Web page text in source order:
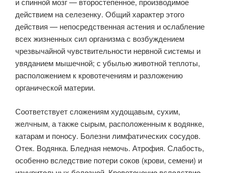
действием на селезенку. Общий характер этого
действия — непосредственная астения и ослабление
всех жизненных сил организма с возбуждением
чрезвычайной чувствительности нервной системы и
увяданием мышечной; с убылью животной теплоты,
расположением к кровотечениям и разложению
органической материи.
Соответствует сложениям худощавым, сухим,
желчным, а также сырым, расположенным к водянке,
катарам и поносу. Болезни лимфатических сосудов.
Отек. Водянка. Бледная немочь. Атрофия. Слабость,
особенно вследствие потери соков (крови, семени) и